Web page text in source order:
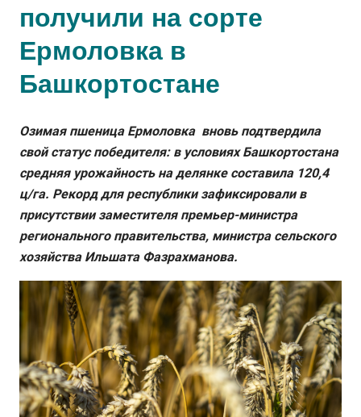
получили на сорте
Ермоловка в
Башкортостане
Озимая пшеница Ермоловка вновь подтвердила
свой статус победителя: в условиях Башкортостана
средняя урожайность на делянке составила 120,4
ц/га. Рекорд для республики зафиксировали в
присутствии заместителя премьер-министра
регионального правительства, министра сельского
хозяйства Ильшата Фазрахманова.